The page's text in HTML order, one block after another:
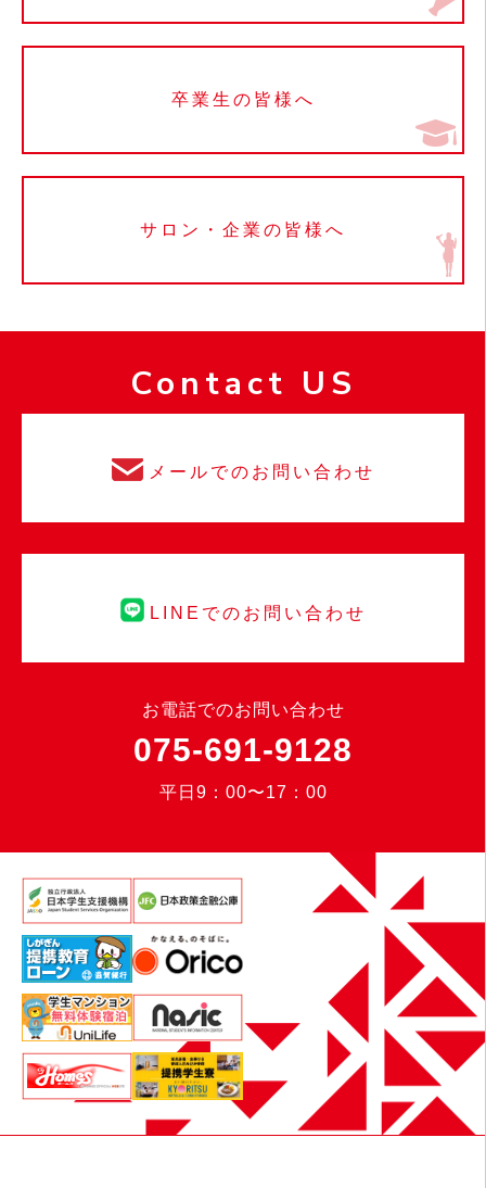
卒業生の皆様へ
サロン・企業の皆様へ
Contact US
メールでのお問い合わせ
LINEでのお問い合わせ
お電話でのお問い合わせ
075-691-9128
平日9：00〜17：00